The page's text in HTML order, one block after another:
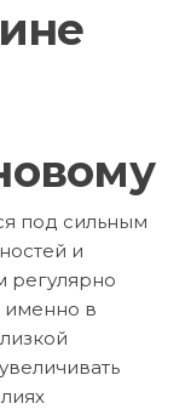
под сильным
и
регулярно
именно в